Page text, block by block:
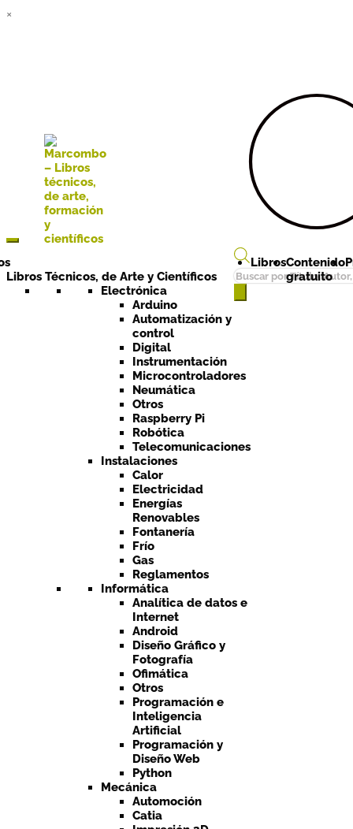
×
Búsqueda
de
Libros Técnicos, de Arte y Científicos
Electrónica
Arduino
Automatización y
control
Digital
Instrumentación
Microcontroladores
Neumática
Otros
Raspberry Pi
Robótica
Telecomunicaciones
Instalaciones
Calor
Electricidad
Energías
Renovables
Fontanería
Frío
Gas
Reglamentos
Informática
Analítica de datos e
Internet
Android
Diseño Gráfico y
Fotografía
Ofimática
Otros
Programación e
Inteligencia
Artificial
Programación y
Diseño Web
Python
Mecánica
Automoción
Catia
LibrosContenido
gratuito